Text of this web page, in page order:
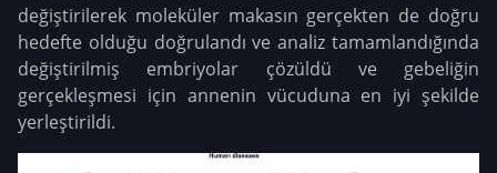
değiştirilerek moleküler makasın gerçekten de doğru
hedefte olduğu doğrulandı ve analiz tamamlandığında
değiştirilmiş embriyolar çözüldü ve gebeliğin
gerçekleşmesi için annenin vücuduna en iyi şekilde
yerleştirildi.